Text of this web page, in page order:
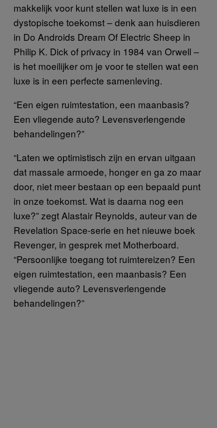
makkelijk voor kunt stellen wat luxe is in een
dystopische toekomst – denk aan huisdieren
in Do Androids Dream Of Electric Sheep in
Philip K. Dick of privacy in 1984 van Orwell –
is het moeilijker om je voor te stellen wat een
luxe is in een perfecte samenleving.
“Een eigen ruimtestation, een maanbasis?
Een vliegende auto? Levensverlengende
behandelingen?”
“Laten we optimistisch zijn en ervan uitgaan
dat massale armoede, honger en ga zo maar
door, niet meer bestaan op een bepaald punt
in onze toekomst. Wat is daarna nog een
luxe?” zegt Alastair Reynolds, auteur van de
Revelation Space-serie en het nieuwe boek
Revenger, in gesprek met Motherboard.
“Persoonlijke toegang tot ruimtereizen? Een
eigen ruimtestation, een maanbasis? Een
vliegende auto? Levensverlengende
behandelingen?”